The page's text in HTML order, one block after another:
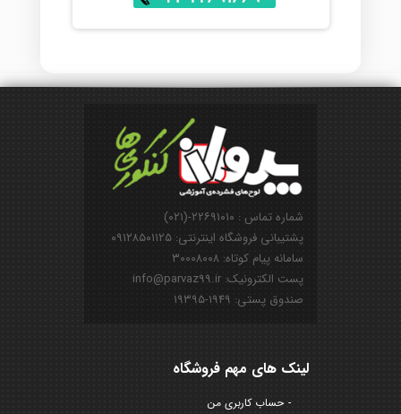
شماره تماس : ۲۲۶۹۱۰۱۰-(۰۲۱)
پشتیبانی فروشگاه اینترنتی: ۰۹۱۲۸۵۰۱۱۲۵
سامانه پیام کوتاه: ۳۰۰۰۸۰۰۸
پست الکترونیک: info@parvaz99.ir
صندوق پستی: ۱۹۴۹-۱۹۳۹۵
لینک های مهم فروشگاه
حساب کاربری من